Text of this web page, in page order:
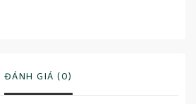
ĐÁNH GIÁ (0)